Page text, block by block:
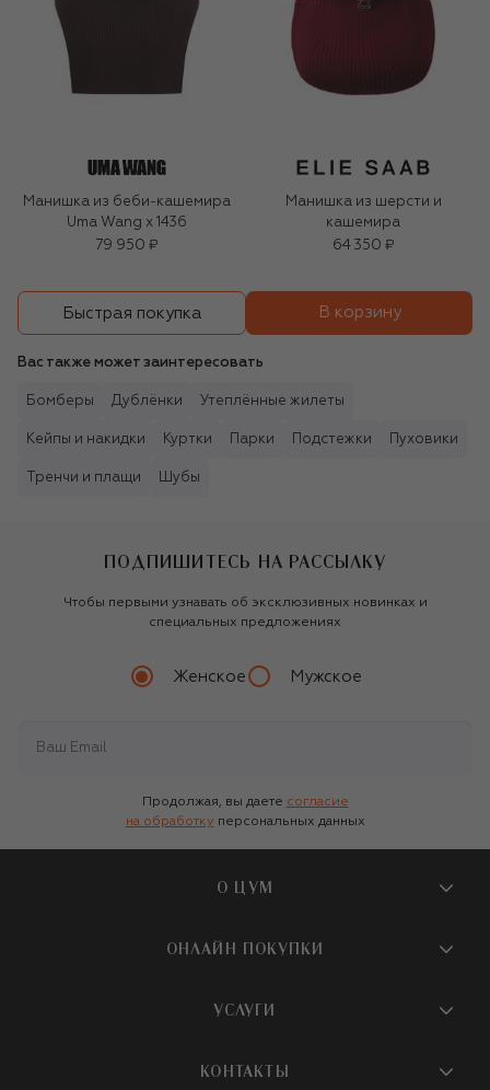
Манишка из беби-кашемира
Uma Wang x 1436
79 950 ₽
Манишка из шерсти и
кашемира
64 350 ₽
Быстрая покупка В корзину
Вас также может заинтересовать
Бомберы Дублёнки Утеплённые жилеты
Кейпы и накидки Куртки Парки Подстежки Пуховики
Тренчи и плащи Шубы
ПОДПИШИТЕСЬ НА РАССЫЛКУ
Чтобы первыми узнавать об эксклюзивных новинках и
специальных предложениях
Женское Мужское
Продолжая, вы даете согласие
на обработку персональных данных
О ЦУМ
О магазине
Бутики и ПВЗ ЦУМ
ОНЛАЙН ПОКУПКИ
Доставка
УСЛУГИ
КОНТАКТЫ